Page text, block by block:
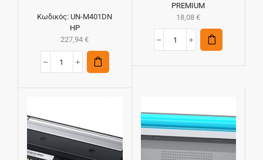
Κωδικός: UN-M401DN
HP
227,94€
PREMIUM
18,08€